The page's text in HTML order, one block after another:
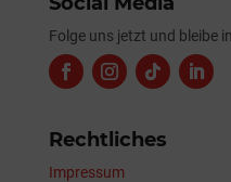
Folge uns jetzt und bleibe
Rechtliches
Impressum